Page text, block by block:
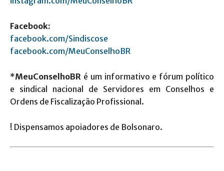
Facebook:
facebook.com/Sindiscose
facebook.com/MeuConselhoBR
*MeuConselhoBR é um informativo e fórum político
e sindical nacional de Servidores em Conselhos e
Ordens de Fiscalização Profissional.
! Dispensamos apoiadores de Bolsonaro.